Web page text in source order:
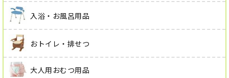
入浴・お風呂用品
おトイレ・排せつ
大人用おむつ用品